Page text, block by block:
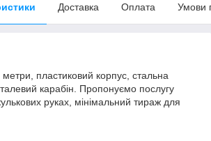
Доставка Оплата Умови
пластиковий корпус, стальна
карабін. Пропонуємо послугу
руках, мінімальний тираж для